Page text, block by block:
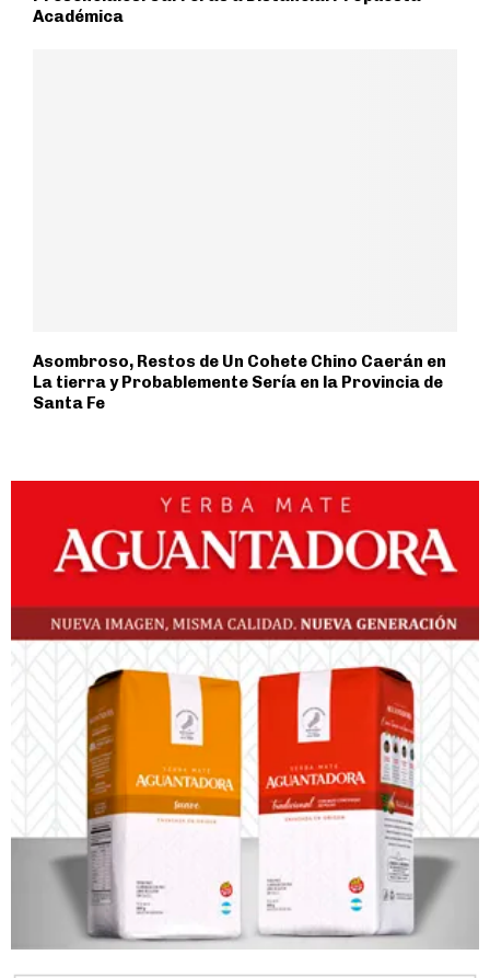
Académica
Asombroso, Restos de Un Cohete Chino Caerán en
La tierra y Probablemente Sería en la Provincia de
Santa Fe